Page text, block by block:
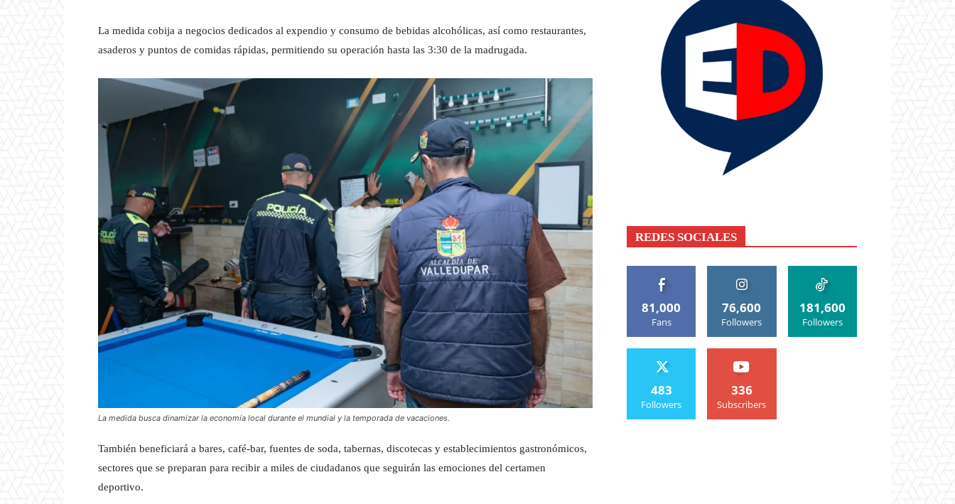
La medida cobija a negocios dedicados al expendio y consumo de bebidas alcohólicas, así como restaurantes,
asaderos y puntos de comidas rápidas, permitiendo su operación hasta las 3:30 de la madrugada.
La medida busca dinamizar la economía local durante el mundial y la temporada de vacaciones.
También beneficiará a bares, café-bar, fuentes de soda, tabernas, discotecas y establecimientos gastronómicos,
sectores que se preparan para recibir a miles de ciudadanos que seguirán las emociones del certamen
deportivo.
REDES SOCIALES
81,000
Fans
76,600
Followers
181,600
Followers
483
Followers
336
Subscribers